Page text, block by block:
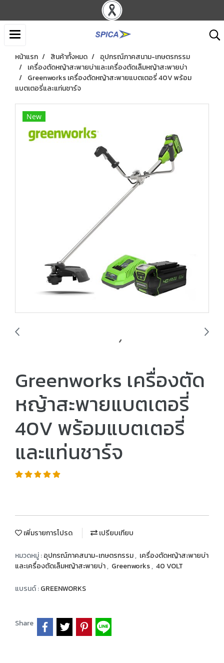
หน้าแรก สินค้าทั้งหมด
อุปกรณ์ภาคสนาม-เกษตรกรรม
เครื่องตัดหญ้าสะพายบ่าและเครื่องตัดเล็มหญ้าสะพายบ่า
Greenworks เครื่องตัดหญ้าสะพายแบตเตอรี่ 40V พร้อม
แบตเตอรี่และแท่นชาร์จ
New
Greenworks เครื่องตัด
หญ้าสะพายแบตเตอรี่
40V พร้อมแบตเตอรี่
และแท่นชาร์จ
เพิ่มรายการโปรด เปรียบเทียบ
หมวดหมู่ :อุปกรณ์ภาคสนาม-เกษตรกรรม, เครื่องตัดหญ้าสะพายบ่า
และเครื่องตัดเล็มหญ้าสะพายบ่า, Greenworks, 40 VOLT
แบรนด์ :GREENWORKS
Share